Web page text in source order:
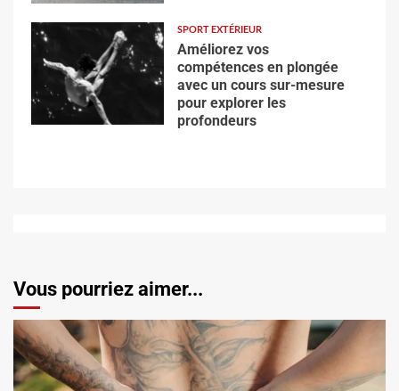
SPORT EXTÉRIEUR
Améliorez vos
compétences en plongée
avec un cours sur-mesure
pour explorer les
profondeurs
Vous pourriez aimer...